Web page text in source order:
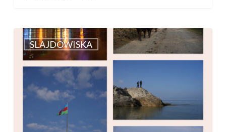
SLAJDOWISKA
Zaproszenie
slajdowisko:
„Azejberdżan
poszukiwaniu
domów”